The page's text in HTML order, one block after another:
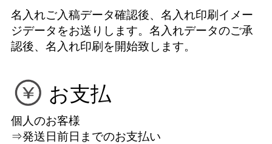
名入れご入稿データ確認後、名入れ印刷イメー
ジデータをお送りします。名入れデータのご承
認後、名入れ印刷を開始致します。
お支払
個人のお客様
⇒発送日前日までのお支払い